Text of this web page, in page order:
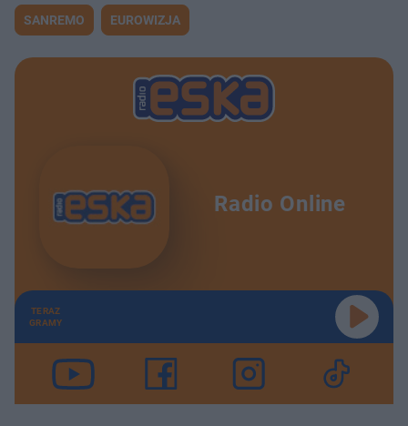
SANREMO EUROWIZJA
Radio Online
TERAZ
GRAMY